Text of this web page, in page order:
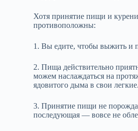
Хотя принятие пищи и
противоположны:
1. Вы едите, чтобы выжить и
2. Пища действительно
можем наслаждаться на
ядовитого дыма в свои легкие.
3. Принятие пищи не
последующая — вовсе не